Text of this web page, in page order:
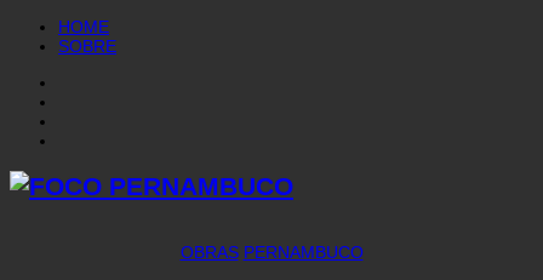
HOME
SOBRE
OBRAS PERNAMBUCO